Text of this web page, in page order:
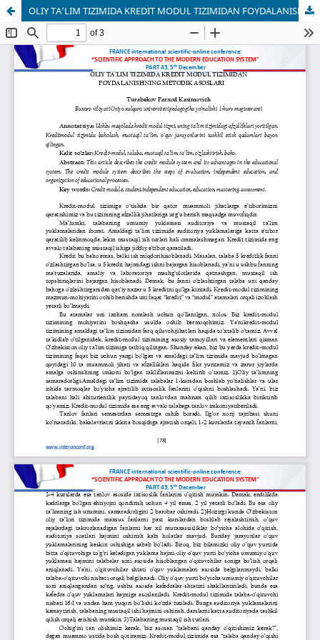
OLIY TA’LIM TIZIMIDA KREDIT MODUL TIZIMIDAN FOYDALANISHNING METODIK ASOSLARI